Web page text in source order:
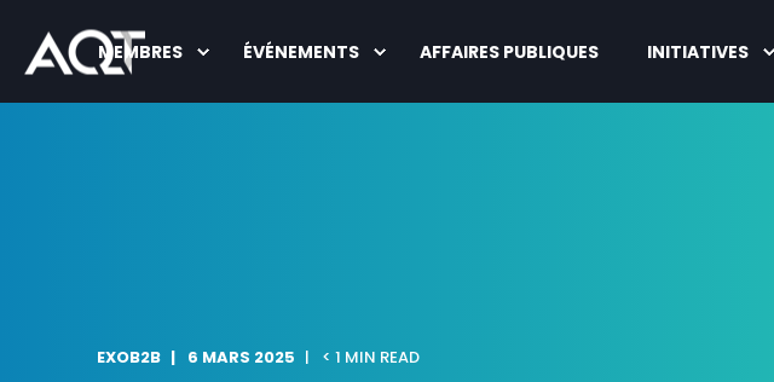
MEMBRES ÉVÉNEMENTS AFFAIRES PUBLIQUES INITIATIVES
EXOB2B 6 MARS 2025 < 1 MIN READ